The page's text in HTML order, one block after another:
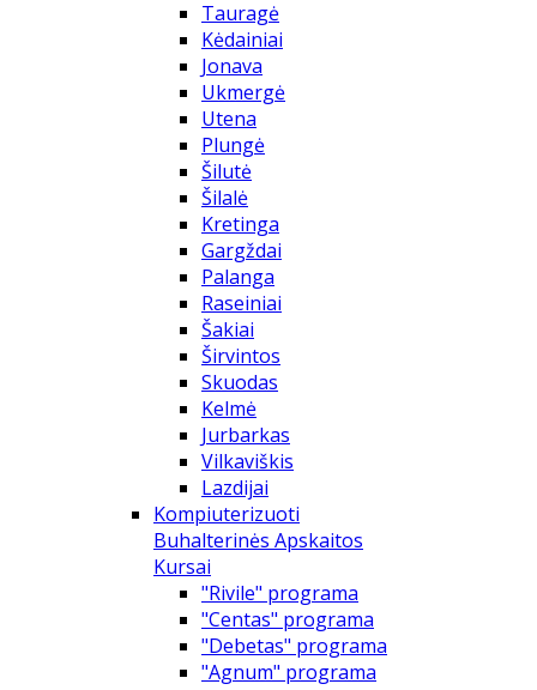
Tauragė
Kėdainiai
Jonava
Ukmergė
Utena
Plungė
Šilutė
Šilalė
Kretinga
Gargždai
Palanga
Raseiniai
Šakiai
Širvintos
Skuodas
Kelmė
Jurbarkas
Vilkaviškis
Lazdijai
Kompiuterizuoti
Buhalterinės Apskaitos
Kursai
"Rivile" programa
"Centas" programa
"Debetas" programa
"Agnum" programa